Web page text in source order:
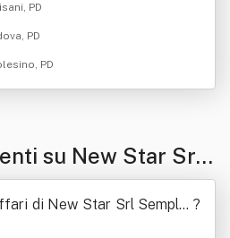
PD
PD
PD
su New Star Srl
Onale
di New Star Srl Semplifi ?